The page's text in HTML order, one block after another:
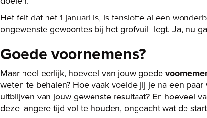
Het feit dat het 1 januari is, is tenslotte al een
ongewenste gewoontes bij het grofvuil legt. Ja, nu
Goede voornemens?
Maar heel eerlijk, hoeveel van jouw goede
weten te behalen? Hoe vaak voelde jij je na een
uitblijven van jouw gewenste resultaat? En hoeveel
deze langere tijd vol te houden, ongeacht wat de